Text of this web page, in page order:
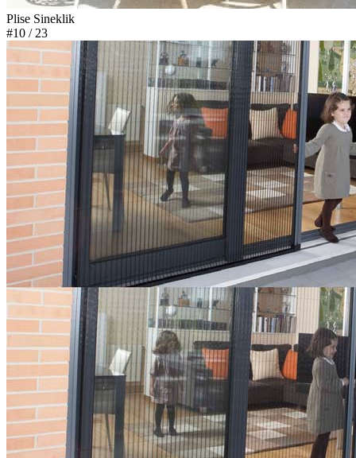
Plise Sineklik
#10 / 23